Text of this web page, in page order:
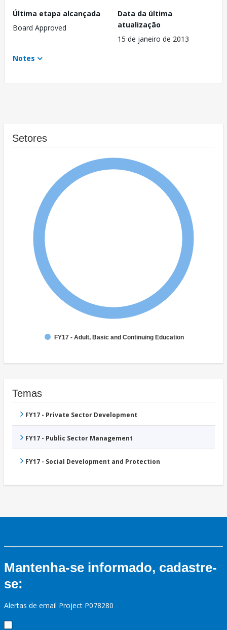
Última etapa alcançada
Board Approved
Data da última
atualização
15 de janeiro de 2013
Notes
Setores
FY17 - Adult, Basic and Continuing Education
Temas
FY17 - Private Sector Development
FY17 - Public Sector Management
FY17 - Social Development and Protection
Mantenha-se informado, cadastre-
se:
Alertas de email Project P078280